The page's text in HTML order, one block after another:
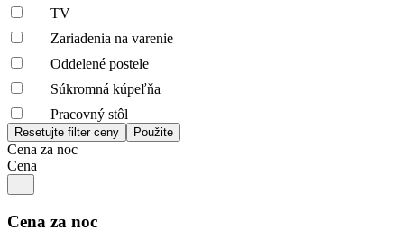
TV
Zariadenia na varenie
Oddelené postele
Súkromná kúpeľňa
Pracovný stôl
Cena za noc
Cena
Cena za noc